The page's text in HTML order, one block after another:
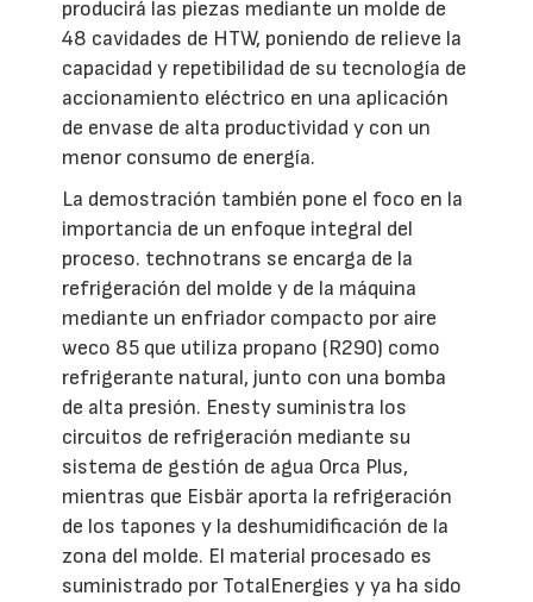
producirá las piezas mediante un molde de
48 cavidades de HTW, poniendo de relieve la
capacidad y repetibilidad de su tecnología de
accionamiento eléctrico en una aplicación
de envase de alta productividad y con un
menor consumo de energía.
La demostración también pone el foco en la
importancia de un enfoque integral del
proceso. technotrans se encarga de la
refrigeración del molde y de la máquina
mediante un enfriador compacto por aire
weco 85 que utiliza propano (R290) como
refrigerante natural, junto con una bomba
de alta presión. Enesty suministra los
circuitos de refrigeración mediante su
sistema de gestión de agua Orca Plus,
mientras que Eisbär aporta la refrigeración
de los tapones y la deshumidificación de la
zona del molde. El material procesado es
suministrado por TotalEnergies y ya ha sido